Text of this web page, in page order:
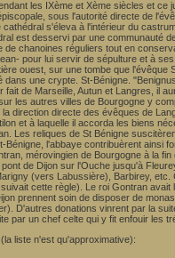
les IXème et Xème siècles et
sous l'autorité directe de
s'éleva à l'intérieur du
est desservi par une
chanoines réguliers tout en
pour lui servir de sépulture et à
ouest, sur une tombe que
une crypte. St-Bénigne.
fait de Marseille, Autun et Langres, il
les autres villes de Bourgogne y
direction directe des évêques de
et à laquelle il accorda les biens
Les reliques de St Bénigne
l'abbaye contribuèrent
mérovingien de Bourgogne à la
de Dijon sur l'Ouche jusqu'à
(vers Labussière), Barbirey,
cette règle). Le roi Gontran
prennent soin de disposer de
D'autres donations vinrent par la
par un chef celte qui y fit enfouir les
liste n'est qu'approximative):